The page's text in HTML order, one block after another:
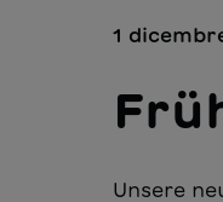
1
Unsere